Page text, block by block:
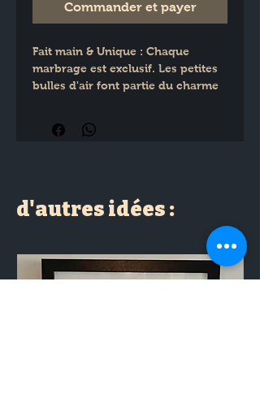
Commander et payer
Fait main & Unique : Chaque
marbrage est exclusif. Les petites
bulles d'air font partie du charme
Sur-mesure : Entièrement
d'autres idées :